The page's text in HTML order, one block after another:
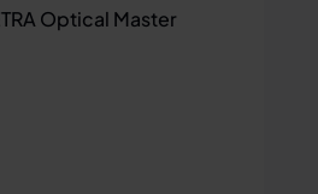
Optical Master